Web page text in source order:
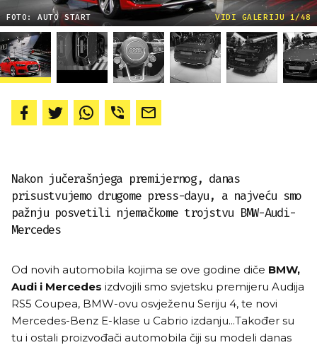
FOTO: AUTO START VIDI GALERIJU 1/48
Nakon jučerašnjega premijernog, danas
prisustvujemo drugome press-dayu, a najveću smo
pažnju posvetili njemačkome trojstvu BMW-Audi-
Mercedes
Od novih automobila kojima se ove godine diče BMW,
Audi i Mercedes izdvojili smo svjetsku premijeru Audija
RS5 Coupea, BMW-ovu osvježenu Seriju 4, te novi
Mercedes-Benz E-klase u Cabrio izdanju...Također su
tu i ostali proizvođači automobila čiji su modeli danas